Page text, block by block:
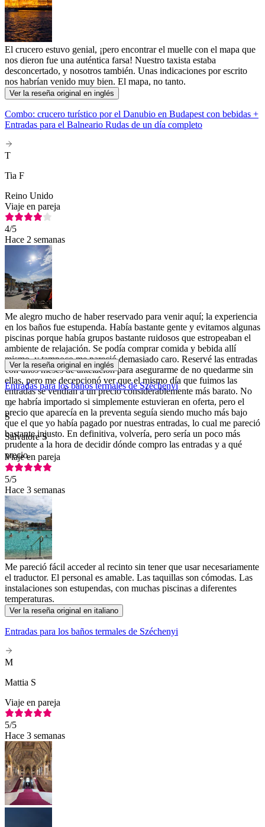
El crucero estuvo genial, ¡pero encontrar el muelle con el mapa que
nos dieron fue una auténtica farsa! Nuestro taxista estaba
desconcertado, y nosotros también. Unas indicaciones por escrito
nos habrían venido muy bien. El mapa, no tanto.
Ver la reseña original en inglés
Combo: crucero turístico por el Danubio en Budapest con bebidas +
Entradas para el Balneario Rudas de un día completo
T
Tia F
Reino Unido
Viaje en pareja
4/5
Hace 2 semanas
Me alegro mucho de haber reservado para venir aquí; la experiencia
en los baños fue estupenda. Había bastante gente y evitamos algunas
piscinas porque había grupos bastante ruidosos que estropeaban el
ambiente de relajación. Se podía comprar comida y bebida allí
mismo, y tampoco me pareció demasiado caro. Reservé las entradas
con unos meses de antelación para asegurarme de no quedarme sin
ellas, pero me decepcionó ver que el mismo día que fuimos las
entradas se vendían a un precio considerablemente más barato. No
me habría importado si simplemente estuvieran en oferta, pero el
precio que aparecía en la preventa seguía siendo mucho más bajo
que el que yo había pagado por nuestras entradas, lo cual me pareció
bastante injusto. En definitiva, volvería, pero sería un poco más
prudente a la hora de decidir dónde compro las entradas y a qué
precio.
Ver la reseña original en inglés
Entradas para los baños termales de Széchenyi
S
Salvatore S
Viaje en pareja
5/5
Hace 3 semanas
Me pareció fácil acceder al recinto sin tener que usar necesariamente
el traductor. El personal es amable. Las taquillas son cómodas. Las
instalaciones son estupendas, con muchas piscinas a diferentes
temperaturas.
Ver la reseña original en italiano
Entradas para los baños termales de Széchenyi
M
Mattia S
Viaje en pareja
5/5
Hace 3 semanas